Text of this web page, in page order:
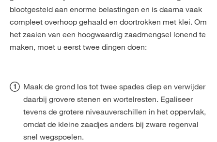
blootgesteld aan enorme belastingen en is daarna vaak
compleet overhoop gehaald en doortrokken met klei. Om
het zaaien van een hoogwaardig zaadmengsel lonend te
maken, moet u eerst twee dingen doen:
Maak de grond los tot twee spades diep en verwijder
daarbij grovere stenen en wortelresten. Egaliseer
tevens de grotere niveauverschillen in het oppervlak,
omdat de kleine zaadjes anders bij zware regenval
snel wegspoelen.